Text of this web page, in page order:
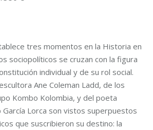
tres momentos en la Historia en
sociopolíticos se cruzan con la figura
individual y de su rol social.
Ane Coleman Ladd, de los
Kombo Kolombia, y del poeta
García Lorca son vistos superpuestos
que suscribieron su destino: la